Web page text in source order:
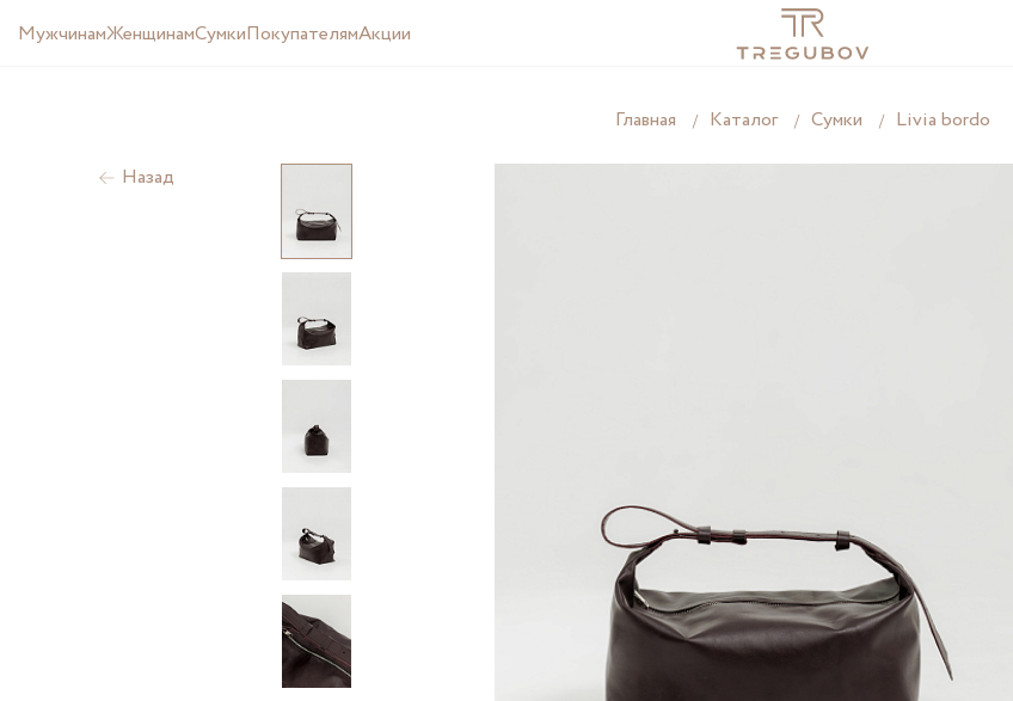
МужчинамЖенщинамCумкиПокупателямАкции
Главная Каталог Cумки Livia bordo
Назад